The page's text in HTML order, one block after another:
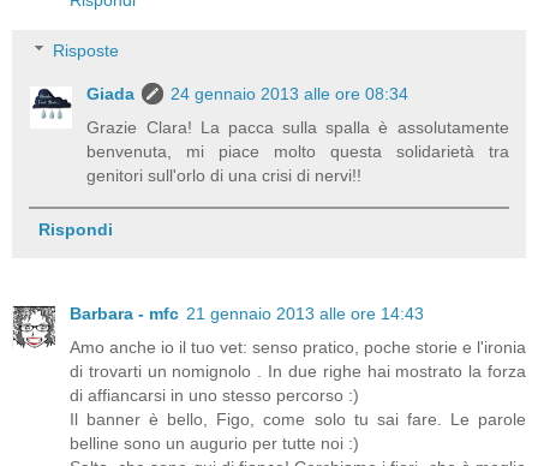
Risposte
Giada
24 gennaio 2013 alle ore 08:34
Grazie Clara! La pacca sulla spalla è assolutamente
benvenuta, mi piace molto questa solidarietà tra
genitori sull'orlo di una crisi di nervi!!
Rispondi
Barbara - mfc 21 gennaio 2013 alle ore 14:43
Amo anche io il tuo vet: senso pratico, poche storie e l'ironia
di trovarti un nomignolo . In due righe hai mostrato la forza
di affiancarsi in uno stesso percorso :)
Il banner è bello, Figo, come solo tu sai fare. Le parole
belline sono un augurio per tutte noi :)